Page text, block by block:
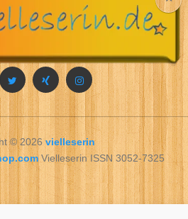
© 2026vielleserin
Vielleserin ISSN 3052-7325
צפוןשאן.